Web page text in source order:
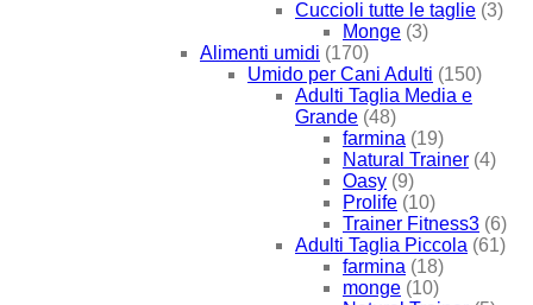
Cuccioli tutte le taglie (3)
Monge (3)
Alimenti umidi (170)
Umido per Cani Adulti (150)
Adulti Taglia Media e
Grande (48)
farmina (19)
Natural Trainer (4)
Oasy (9)
Prolife (10)
Trainer Fitness3 (6)
Adulti Taglia Piccola (61)
farmina (18)
monge (10)